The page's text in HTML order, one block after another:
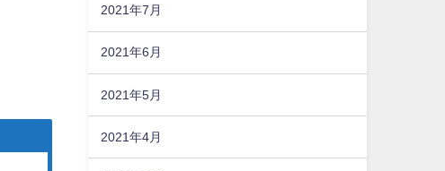
2021年7月
2021年6月
2021年5月
2021年4月